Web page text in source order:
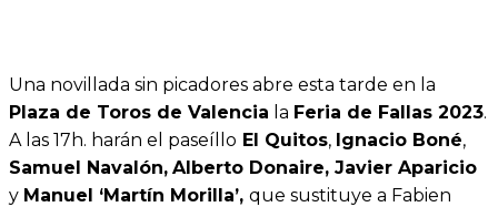
Una novillada sin picadores abre esta tarde en la
Plaza de Toros de Valencia la Feria de Fallas 2023.
A las 17h. harán el paseíllo El Quitos, Ignacio Boné,
Samuel Navalón, Alberto Donaire, Javier Aparicio
y Manuel ‘Martín Morilla’, que sustituye a Fabien